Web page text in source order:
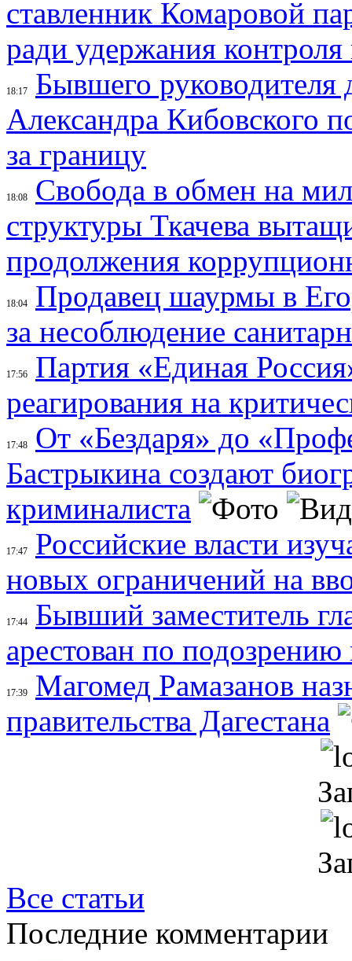
ставленник Комаровой
ради удержания
18:17
Бывшего руководителя
Александра Кибовского
за границу
18:08
Свобода в обмен на
структуры Ткачева
продолжения
18:04
Продавец шаурмы в
за несоблюдение
17:56
Партия «Единая
реагирования на
17:48
От «Бездаря» до
Бастрыкина создают
криминалиста
17:47
Российские власти
новых ограничений на
17:44
Бывший заместитель
арестован по
17:39
Магомед Рамазанов
правительства Дагестана
Все статьи
Последние комментарии